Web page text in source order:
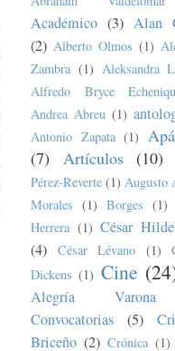
Académico (3) Alan
(2) Alberto Olmos (1)
Zambra (1) Aleksandra
Alfredo Bryce
Andrea Abreu (1)
Antonio Zapata (1)
(7)
Artículos (10)
Pérez-Reverte (1) Augusto
Morales (1) Borges (1)
Herrera (1) César
(4)
César Lévano (1)
Dickens (1) Cine
Alegría Varona
Convocatorias
(5)
Briceño (2) Crónica (1)